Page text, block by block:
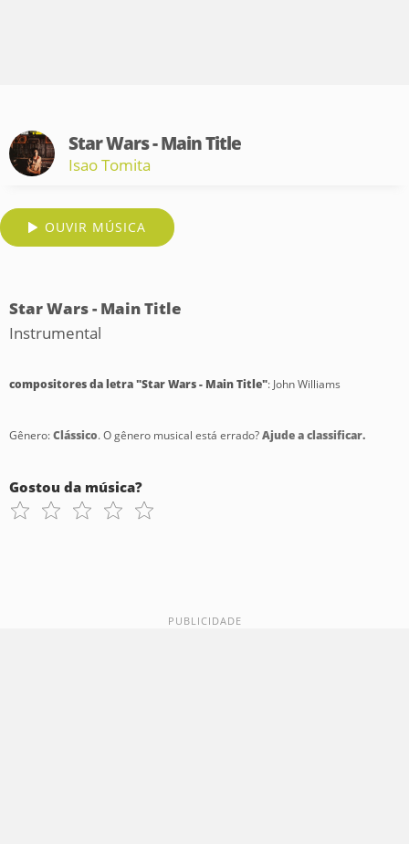
Star Wars - Main Title
Isao Tomita
OUVIR MÚSICA
Star Wars - Main Title
Instrumental
compositores da letra "Star Wars - Main Title": John Williams
Gênero:Clássico. O gênero musical está errado?Ajude a classificar.
Gostou da música?